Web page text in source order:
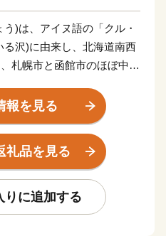
)は、アイヌ語の「クル・
沢)に由来し、北海道南西
札幌市と函館市のほぼ中間
特殊な地形となっておりま
と太平洋を望むことができ
ックス」の規格統一を開
報を見る
礼品を見る
りに追加する